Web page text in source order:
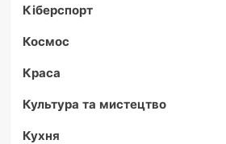
Кіберспорт
Космос
Краса
Культура та мистецтво
Кухня